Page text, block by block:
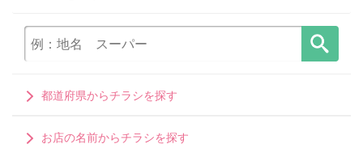
都道府県からチラシを探す
お店の名前からチラシを探す